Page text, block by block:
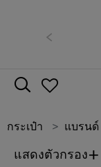
กระเป๋า แบรนด์
แสดงตัวกรอง+